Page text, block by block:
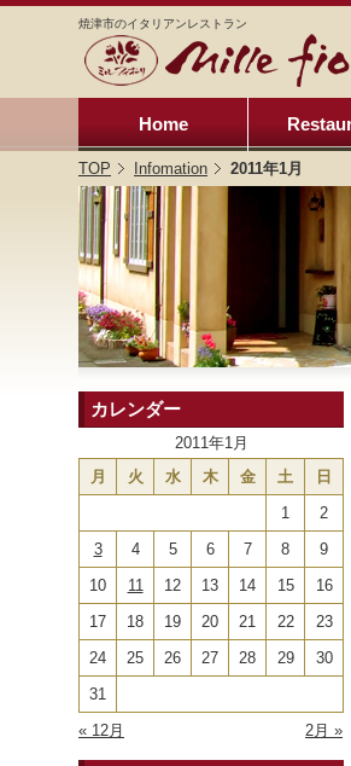
焼津市のイタリアンレストラン
Home
TOP Infomation 2011年1月
カレンダー
2011年1月
月
火 水 木 金 土 日
« 12月 2月 »
1
2
3
4 5 6 7 8
9
10
11 12 13 14 15
16
17
18 19 20 21 22
23
24
25 26 27 28 29
30
31